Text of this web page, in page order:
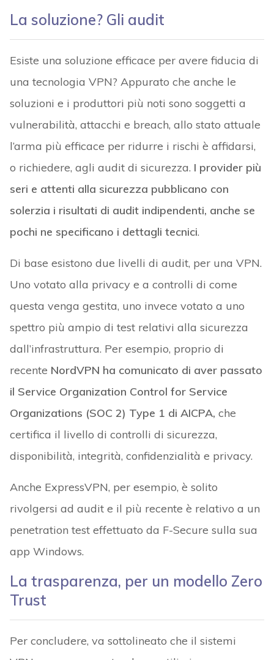
La soluzione? Gli audit
Esiste una soluzione efficace per avere fiducia di
una tecnologia VPN? Appurato che anche le
soluzioni e i produttori più noti sono soggetti a
vulnerabilità, attacchi e breach, allo stato attuale
l’arma più efficace per ridurre i rischi è affidarsi,
o richiedere, agli audit di sicurezza. I provider più
seri e attenti alla sicurezza pubblicano con
solerzia i risultati di audit indipendenti, anche se
pochi ne specificano i dettagli tecnici.
Di base esistono due livelli di audit, per una VPN.
Uno votato alla privacy e a controlli di come
questa venga gestita, uno invece votato a uno
spettro più ampio di test relativi alla sicurezza
dall’infrastruttura. Per esempio, proprio di
recente NordVPN ha comunicato di aver passato
il Service Organization Control for Service
Organizations (SOC 2) Type 1 di AICPA, che
certifica il livello di controlli di sicurezza,
disponibilità, integrità, confidenzialità e privacy.
Anche ExpressVPN, per esempio, è solito
rivolgersi ad audit e il più recente è relativo a un
penetration test effettuato da F-Secure sulla sua
app Windows.
La trasparenza, per un modello Zero
Trust
Per concludere, va sottolineato che il sistemi